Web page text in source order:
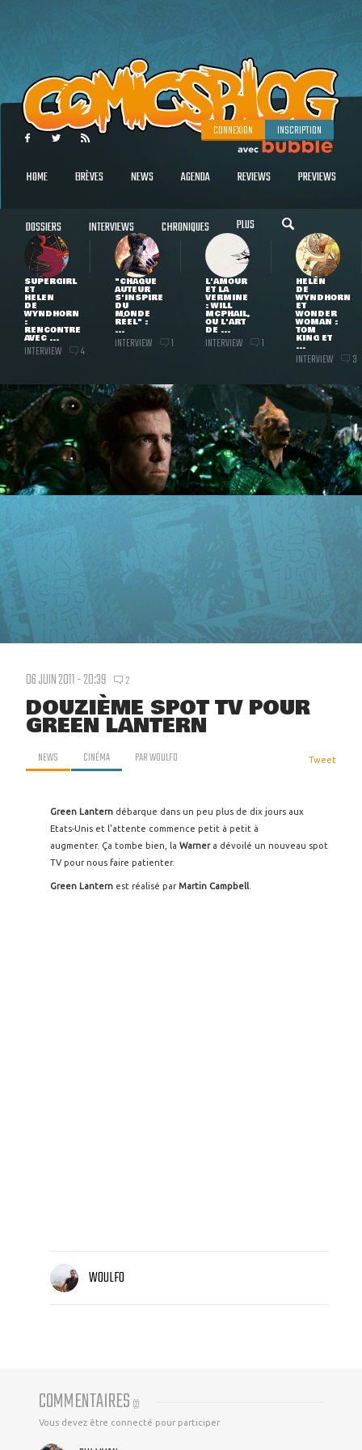
CONNEXION INSCRIPTION
HOME BRÈVES NEWS AGENDA REVIEWS PREVIEWS
DOSSIERS INTERVIEWS CHRONIQUES PLUS
SUPERGIRL
ET
HELEN
DE
WYNDHORN
:
RENCONTRE
AVEC ...
INTERVIEW 4
"CHAQUE
AUTEUR
S'INSPIRE
DU
MONDE
RÉEL" :
...
INTERVIEW 1
L'AMOUR
ET LA
VERMINE
: WILL
MCPHAIL,
OU L'ART
DE ...
INTERVIEW 1
HELEN
DE
WYNDHORN
ET
WONDER
WOMAN :
TOM
KING ET
...
INTERVIEW 3
06 JUIN 2011 - 20:39 2
DOUZIÈME SPOT TV POUR
GREEN LANTERN
NEWS CINÉMA PARWOULFO Tweet
Green Lantern débarque dans un peu plus de dix jours aux
Etats-Unis et l'attente commence petit à petit à
augmenter. Ça tombe bien, la Warnera dévoilé un nouveau spot
TV pour nous faire patienter.
Green Lantern est réalisé parMartin Campbell
WOULFO
COMMENTAIRES (2)
Vous devez être connecté pour participer